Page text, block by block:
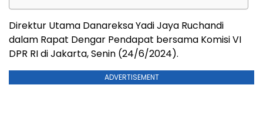
Direktur Utama Danareksa Yadi Jaya Ruchandi
dalam Rapat Dengar Pendapat bersama Komisi VI
DPR RI di Jakarta, Senin (24/6/2024).
ADVERTISEMENT